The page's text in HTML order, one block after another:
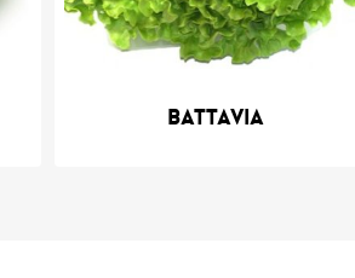
Battavia